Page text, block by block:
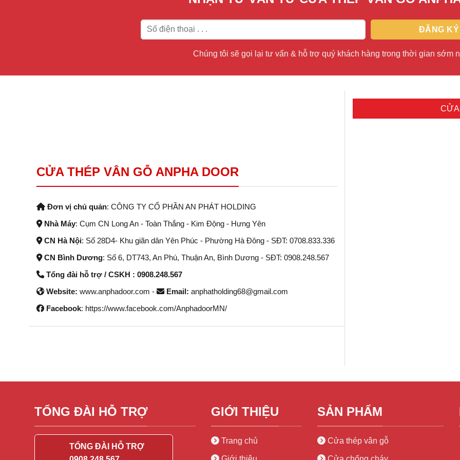
Chúng tôi sẽ gọi lại tư vấn & hỗ trợ quý khách hàng trong thời gian sớm
CỬA THÉP VÂN GỖ ANPHA DOOR
Đơn vị chủ quản: CÔNG TY CỔ PHẦN AN PHÁT HOLDING
Nhà Máy: Cụm CN Long An - Toàn Thắng - Kim Động - Hưng Yên
CN Hà Nội: Số 28D4- Khu giãn dân Yên Phúc - Phường Hà Đông - SĐT: 0708.833.336
CN Bình Dương: Số 6, DT743, An Phú, Thuận An, Bình Dương - SĐT: 0908.248.567
Tổng đài hỗ trợ / CSKH : 0908.248.567
Website: www.anphadoor.com - Email: anphatholding68@gmail.com
Facebook: https://www.facebook.com/AnphadoorMN/
TỔNG ĐÀI HỖ TRỢ
TỔNG ĐÀI HỖ TRỢ
GIỚI THIỆU
Trang chủ
SẢN PHẨM
Cửa thép vân gỗ